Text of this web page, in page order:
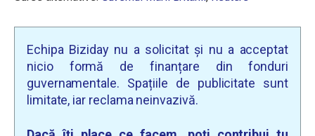
Echipa Biziday nu a solicitat și nu a acceptat
nicio formă de finanțare din fonduri
guvernamentale. Spațiile de publicitate sunt
limitate, iar reclama neinvazivă.